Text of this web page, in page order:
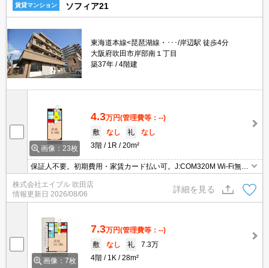
賃貸マンション ソフィア21
東海道本線<琵琶湖線・･･･/岸辺駅 徒歩4分
大阪府吹田市岸部南１丁目
築37年
4階建
画像：23枚
4.3万円(管理費等：--)
敷
なし 礼
なし
3階
1R 20m²
保証人不要。初期費用・家賃カード払い可。J:COM320M Wi-Fi無
料。共用部防犯カメラ有り。TVインターホン付き。室内に洗濯機置
場あり。引越指定業者あり※但し、法人契約の場合相談可。
株式会社エイブル 吹田店
情報更新日 2026/08/06
詳細を見る
画像：7枚
7.3万円(管理費等：--)
敷
なし 礼
7.3万
4階
1K 28m²